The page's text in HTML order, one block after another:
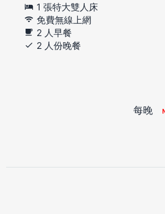
1 張特大雙人床
免費無線上網
2 人早餐
2 人份晚餐
每晚